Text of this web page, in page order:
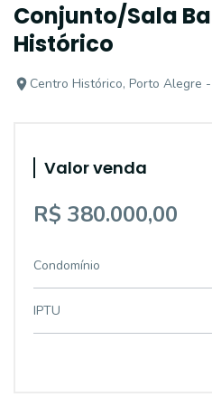
Conjunto/Sala
Histórico
Centro Histórico, Porto Alegre -
Valor venda
R$ 380.000,00
Condomínio
IPTU